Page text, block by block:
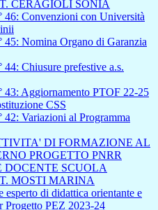
CERAGIOLI SONIA
46: Convenzioni con Università
45: Nomina Organo di Garanzia
44: Chiusure prefestive a.s.
43: Aggiornamento PTOF 22-25
CSS
42: Variazioni al Programma
DI FORMAZIONE AL
PROGETTO PNRR
SCUOLA
MOSTI MARINA
di didattica orientante e
Progetto PEZ 2023-24